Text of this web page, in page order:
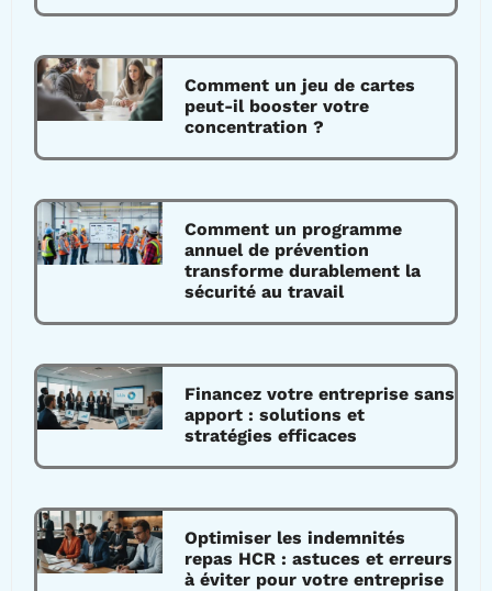
Comment un jeu de cartes
peut-il booster votre
concentration ?
Comment un programme
annuel de prévention
transforme durablement la
sécurité au travail
Financez votre entreprise sans
apport : solutions et
stratégies efficaces
Optimiser les indemnités
repas HCR : astuces et erreurs
à éviter pour votre entreprise